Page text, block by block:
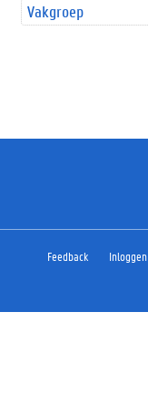
Vakgroep
Feedback Inloggen